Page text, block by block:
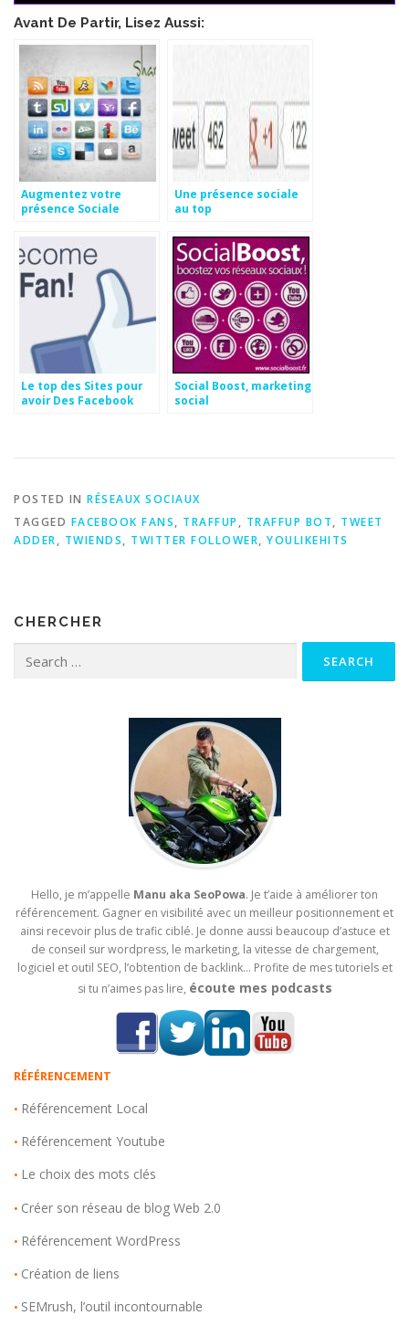
Avant De Partir, Lisez Aussi:
Augmentez votre
présence Sociale
Une présence sociale
au top
Le top des Sites pour
avoir Des Facebook
Social Boost, marketing
social
POSTED IN RÉSEAUX SOCIAUX
TAGGED FACEBOOK FANS, TRAFFUP , TRAFFUP BOT, TWEET
ADDER, TWIENDS, TWITTER FOLLOWER, YOULIKEHITS
CHERCHER
Hello, je m’appelle Manu aka SeoPowa. Je t’aide à améliorer ton
référencement. Gagner en visibilité avec un meilleur positionnement et
ainsi recevoir plus de trafic ciblé. Je donne aussi beaucoup d’astuce et
de conseil sur wordpress, le marketing, la vitesse de chargement,
logiciel et outil SEO, l’obtention de backlink… Profite de mes tutoriels et
si tu n’aimes pas lire, écoute mes podcasts
RÉFÉRENCEMENT
• Référencement Local
• Référencement Youtube
• Le choix des mots clés
• Créer son réseau de blog Web 2.0
• Référencement WordPress
• Création de liens
• SEMrush, l’outil incontournable